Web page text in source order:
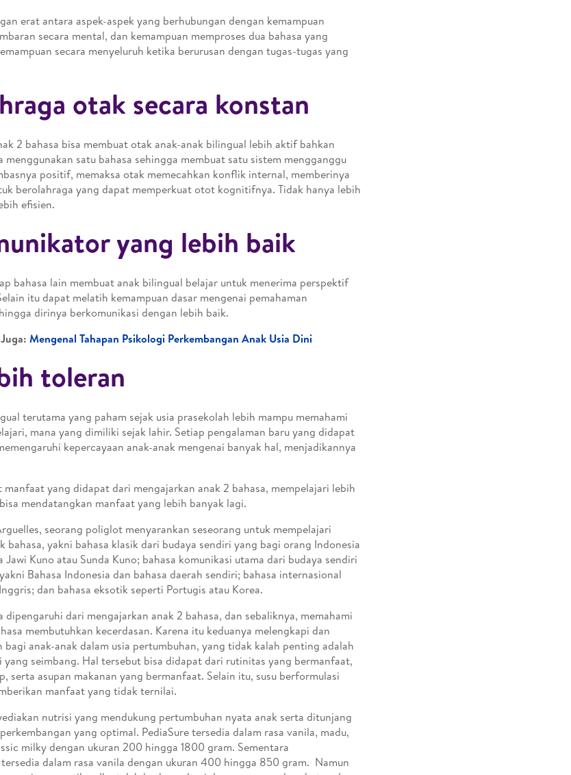
erat antara aspek-aspek yang berhubungan dengan kemampuan
secara mental, dan kemampuan memproses dua bahasa yang
secara menyeluruh ketika berurusan dengan tugas-tugas yang
otak secara konstan
2 bahasa bisa membuat otak anak-anak bilingual lebih aktif bahkan
menggunakan satu bahasa sehingga membuat satu sistem mengganggu
positif, memaksa otak memecahkan konflik internal, memberinya
berolahraga yang dapat memperkuat otot kognitifnya. Tidak hanya lebih
efisien.
yang lebih baik
bahasa lain membuat anak bilingual belajar untuk menerima perspektif
itu dapat melatih kemampuan dasar mengenai pemahaman
dirinya berkomunikasi dengan lebih baik.
Mengenal Tahapan Psikologi Perkembangan Anak Usia Dini
toleran
terutama yang paham sejak usia prasekolah lebih mampu memahami
mana yang dimiliki sejak lahir. Setiap pengalaman baru yang didapat
kepercayaan anak-anak mengenai banyak hal, menjadikannya
manfaat yang didapat dari mengajarkan anak 2 bahasa, mempelajari lebih
mendatangkan manfaat yang lebih banyak lagi.
seorang poliglot menyarankan seseorang untuk mempelajari
bahasa, yakni bahasa klasik dari budaya sendiri yang bagi orang Indonesia
Jawi Kuno atau Sunda Kuno; bahasa komunikasi utama dari budaya sendiri
Bahasa Indonesia dan bahasa daerah sendiri; bahasa internasional
dan bahasa eksotik seperti Portugis atau Korea.
dipengaruhi dari mengajarkan anak 2 bahasa, dan sebaliknya, memahami
membutuhkan kecerdasan. Karena itu keduanya melengkapi dan
bagi anak-anak dalam usia pertumbuhan, yang tidak kalah penting adalah
seimbang. Hal tersebut bisa didapat dari rutinitas yang bermanfaat,
serta asupan makanan yang bermanfaat. Selain itu, susu berformulasi
manfaat yang tidak ternilai.
nutrisi yang mendukung pertumbuhan nyata anak serta ditunjang
yang optimal. PediaSure tersedia dalam rasa vanila, madu,
milky dengan ukuran 200 hingga 1800 gram. Sementara
dalam rasa vanila dengan ukuran 400 hingga 850 gram. Namun